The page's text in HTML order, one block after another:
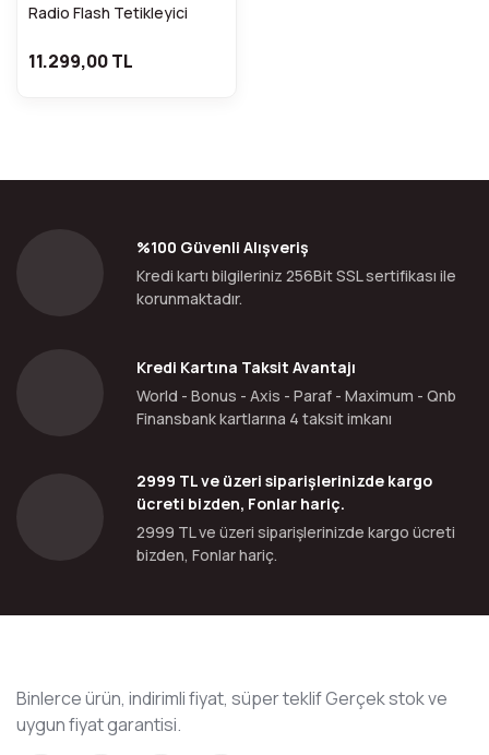
Radio Flash Tetikleyici
11.299,00 TL
%100 Güvenli Alışveriş
Kredi kartı bilgileriniz 256Bit SSL sertifikası ile
korunmaktadır.
Kredi Kartına Taksit Avantajı
World - Bonus - Axis - Paraf - Maximum - Qnb
Finansbank kartlarına 4 taksit imkanı
2999 TL ve üzeri siparişlerinizde kargo
ücreti bizden, Fonlar hariç.
2999 TL ve üzeri siparişlerinizde kargo ücreti
bizden, Fonlar hariç.
Binlerce ürün, indirimli fiyat, süper teklif Gerçek stok ve
uygun fiyat garantisi.